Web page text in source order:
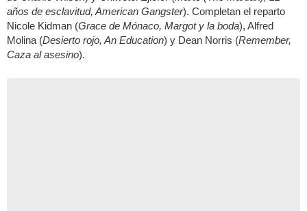
años de esclavitud, American Gangster). Completan el reparto
Nicole Kidman (Grace de Mónaco, Margot y la boda), Alfred
Molina (Desierto rojo, An Education) y Dean Norris (Remember,
Caza al asesino).